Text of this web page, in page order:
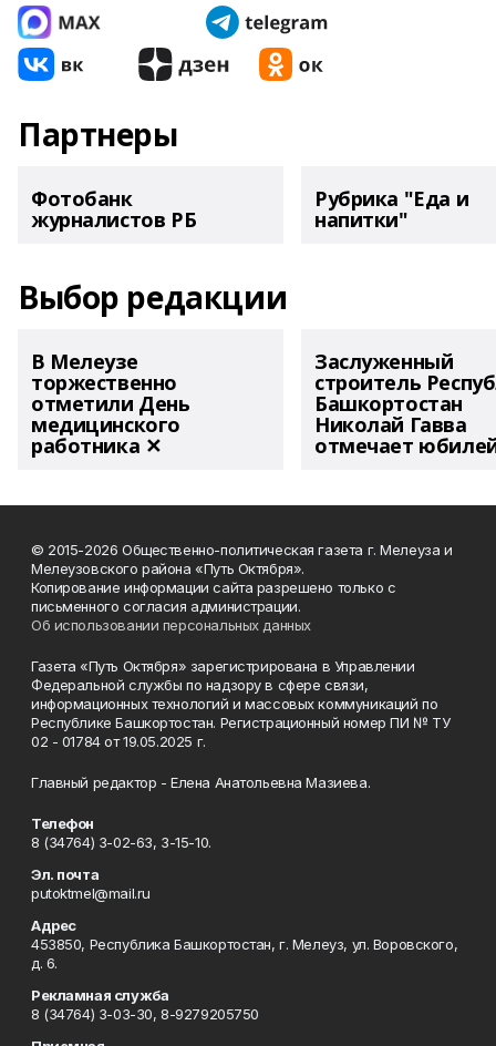
Партнеры
Фотобанк
журналистов РБ
Рубрика "Еда и
напитки"
Выбор редакции
В Мелеузе
торжественно
отметили День
медицинского
работника ✕
Заслуженный
строитель
Башкортостан
Николай Гавва
отмечает
© 2015-2026 Общественно-политическая газета г. Мелеуза и
Мелеузовского района «Путь Октября».
Копирование информации сайта разрешено только с
письменного согласия администрации.
Об использовании персональных данных
Газета «Путь Октября» зарегистрирована в Управлении
Федеральной службы по надзору в сфере связи,
информационных технологий и массовых коммуникаций по
Республике Башкортостан. Регистрационный номер ПИ № ТУ
02 - 01784 от 19.05.2025 г.
Главный редактор - Елена Анатольевна Мазиева.
Телефон
8 (34764) 3-02-63, 3-15-10.
Эл. почта
putoktmel@mail.ru
Адрес
453850, Республика Башкортостан, г. Мелеуз, ул. Воровского,
д. 6.
Рекламная служба
8 (34764) 3-03-30, 8-9279205750